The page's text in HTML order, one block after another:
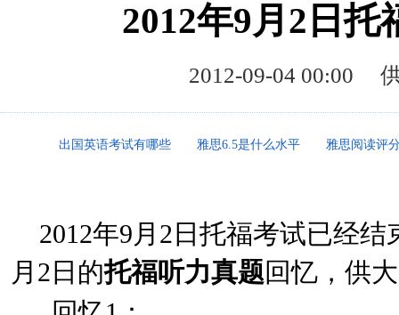
2012年9月2日托
2012-09-04 00:00
出国英语考试有哪些 雅思6.5是什么水平 雅思阅读评
2012年9月2日托福考试已经结
月2日的托福听力真题回忆，供